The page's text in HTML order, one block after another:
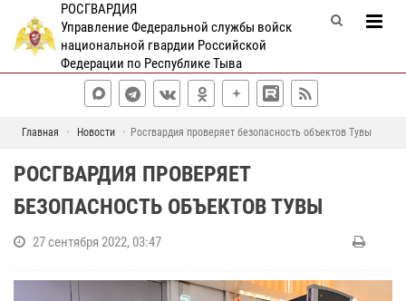
РОСГВАРДИЯ
Управление Федеральной службы войск
национальной гвардии Российской
Федерации по Республике Тыва
Главная Новости Росгвардия проверяет безопасность объектов Тувы
РОСГВАРДИЯ ПРОВЕРЯЕТ
БЕЗОПАСНОСТЬ ОБЪЕКТОВ ТУВЫ
27 сентября 2022, 03:47